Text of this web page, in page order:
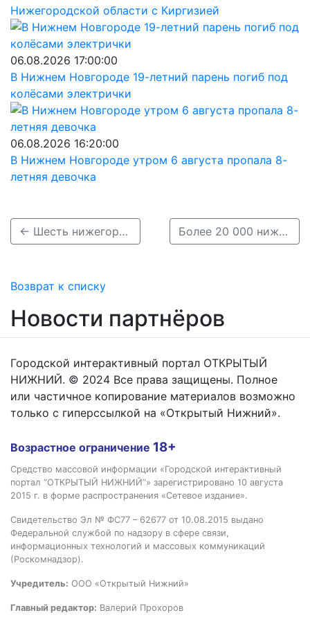
Нижегородской области с Киргизией
06.08.2026 17:00:00
В Нижнем Новгороде 19-летний парень погиб под
колёсами электрички
06.08.2026 16:20:00
В Нижнем Новгороде утром 6 августа пропала 8-
летняя девочка
← Шесть нижегородских баров вошли в топ-50 престижной премии Более 20 000 нижегородцев и туристов посетили фестиваль «Мастеров народных братство» в Городце →
Возврат к списку
Новости партнёров
Городской интерактивный портал ОТКРЫТЫЙ
НИЖНИЙ. © 2024 Все права защищены. Полное
или частичное копирование материалов возможно
только с гиперссылкой на «Открытый Нижний».
Возрастное ограничение 18+
Средство массовой информации «Городской интерактивный
портал “ОТКРЫТЫЙ НИЖНИЙ”» зарегистрировано 10 августа
2015 г. в форме распространения «Сетевое издание».
Свидетельство Эл № ФС77 – 62677 от 10.08.2015 выдано
Федеральной службой по надзору в сфере связи,
информационных технологий и массовых коммуникаций
(Роскомнадзор).
Учредитель: ООО «Открытый Нижний»
Главный редактор: Валерий Прохоров